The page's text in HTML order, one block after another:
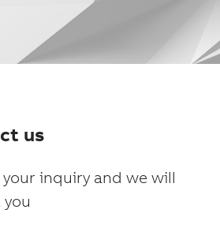
us
inquiry and we will